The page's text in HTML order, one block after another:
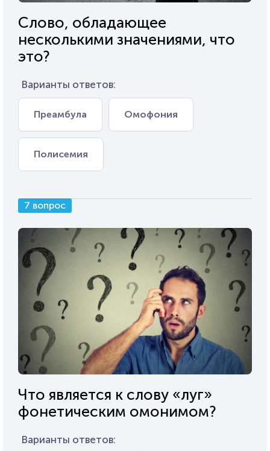
Слово, обладающее
несколькими значениями, что
это?
Варианты ответов:
Преамбула Омофония
Полисемия
7 вопрос
Что является к слову «луг»
фонетическим омонимом?
Варианты ответов: